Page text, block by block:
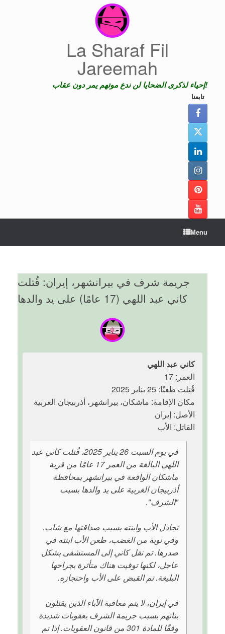
La Sharaf Fil
Jareemah
إحياء لذكرى الضحايا لن ندع موتهم يمر دون عقاب!
تابعنا
Menu
جريمة شرف في بيرانشهر، إيران: قُتلت
كاني عبد اللهي (17 عامًا) على يد والدها
كاني عبد اللهي
العمر: 17
قُتلت طعنًا: 25 يناير 2025
مكان الإقامة: ماشكان، بيرانشهر، أذربيجان الغربية
الأصل: إيران
القاتل: الأب
في يوم السبت 26 يناير 2025، قُتلت كاني عبد
اللهي البالغة من العمر 17 عامًا من قرية
ماشكان الواقعة في بيرانشهر بمحافظة
أذربيجان الغربية على يد والدها بسبب
"الشرف".
تجادل الأب وابنته بسبب صداقتها مع شاب.
وفي نوبة من الغضب، طعن الأب ابنته في
صدرها. تم نقل كاني إلى المستشفى بشكل
عاجل، لكنها توفيت هناك متأثرة بجراحها
البليغة. تم القبض على الأب واحتجازه.
في إيران، لا يتم معاقبة الآباء الذين يقتلون
بناتهم بسبب جريمة الشرف بعقوبات شديدة
وفقًا للمادة 301 من قانون العقوبات. إذا تم